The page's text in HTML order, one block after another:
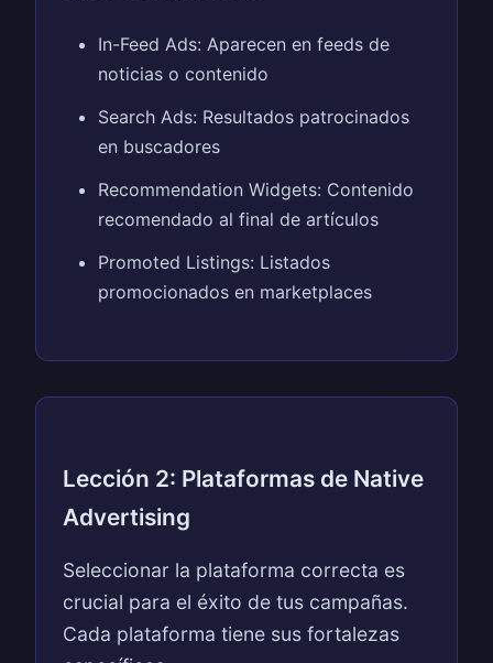
In-Feed Ads: Aparecen en feeds de
noticias o contenido
Search Ads: Resultados patrocinados
en buscadores
Recommendation Widgets: Contenido
recomendado al final de artículos
Promoted Listings: Listados
promocionados en marketplaces
Lección 2: Plataformas de Native
Advertising
Seleccionar la plataforma correcta es
crucial para el éxito de tus campañas.
Cada plataforma tiene sus fortalezas